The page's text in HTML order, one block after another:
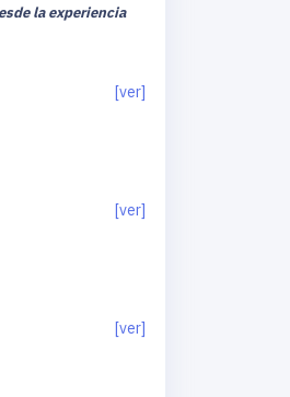
la experiencia
[ver]
[ver]
[ver]